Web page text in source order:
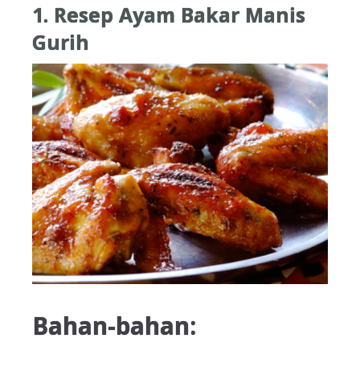
1. Resep Ayam Bakar Manis
Gurih
Bahan-bahan: